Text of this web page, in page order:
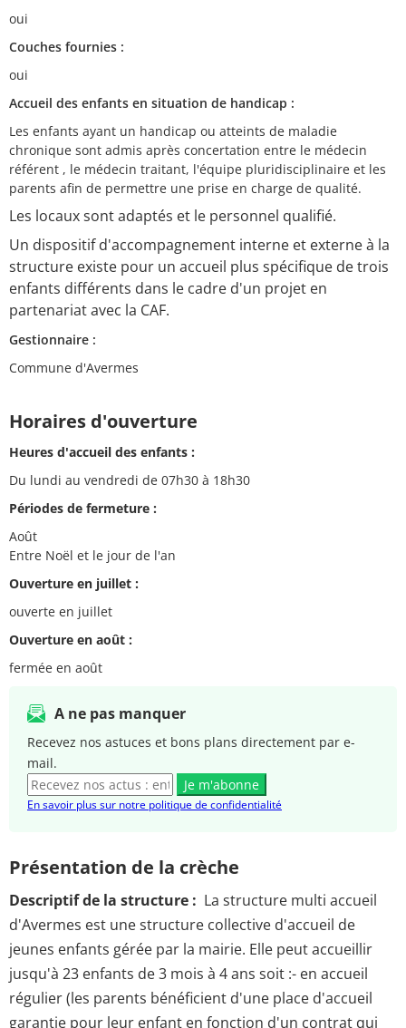
oui
Couches fournies :
oui
Accueil des enfants en situation de handicap :
Les enfants ayant un handicap ou atteints de maladie
chronique sont admis après concertation entre le médecin
référent , le médecin traitant, l'équipe pluridisciplinaire et les
parents afin de permettre une prise en charge de qualité.
Les locaux sont adaptés et le personnel qualifié.
Un dispositif d'accompagnement interne et externe à la
structure existe pour un accueil plus spécifique de trois
enfants différents dans le cadre d'un projet en
partenariat avec la CAF.
Gestionnaire :
Commune d'Avermes
Horaires d'ouverture
Heures d'accueil des enfants :
Du lundi au vendredi de 07h30 à 18h30
Périodes de fermeture :
Août
Entre Noël et le jour de l'an
Ouverture en juillet :
ouverte en juillet
Ouverture en août :
fermée en août
A ne pas manquer
Recevez nos astuces et bons plans directement par e-
mail.
Je m'abonne
En savoir plus sur notre politique de confidentialité
Présentation de la crèche
Descriptif de la structure : La structure multi accueil
d'Avermes est une structure collective d'accueil de
jeunes enfants gérée par la mairie. Elle peut accueillir
jusqu'à 23 enfants de 3 mois à 4 ans soit :- en accueil
régulier (les parents bénéficient d'une place d'accueil
garantie pour leur enfant en fonction d'un contrat qui